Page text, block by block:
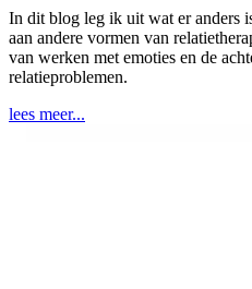
In dit blog leg ik uit wat er anders
aan andere vormen van
van werken met emoties en de
relatieproblemen.
lees meer...